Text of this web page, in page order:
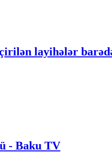
layihələr
- Baku TV